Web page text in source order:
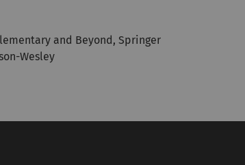
and Beyond, Springer
Wesley